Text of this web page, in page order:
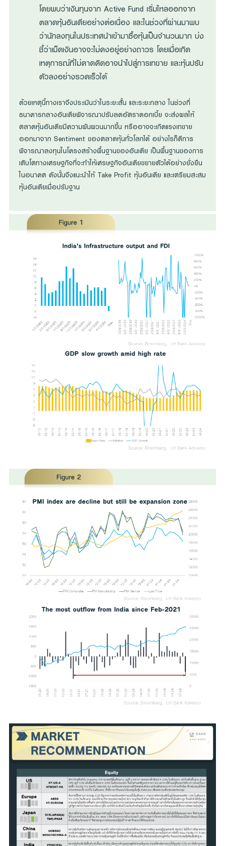
โดยพบว่าเงินทุนจาก Active Fund เริ่มไหลออกจาก
ตลาดหุ้นอินเดียอย่างต่อเนื่อง และในช่วงที่ผ่านมาพบ
ว่านักลงทุนในประเทศนำเข้ามาซื้อหุ้นเป็นจำนวนมาก บ่ง
ชี้ว่าเม็ดเงินอาจจะไม่คงอยู่อย่างถาวร โดยเมื่อเกิด
เหตุการณ์ที่ไม่คาดคิดอาจนำไปสู่การเทขาย และหุ้นปรับ
ตัวลงอย่างรวดเร็วได้
ด้วยเหตุนี้ทางเราจึงประเมินว่าในระยะสั้น และระยะกลาง ในช่วงที่
ธนาคารกลางอินเดียพิจารณาปรับลดอัตราดอกเบี้ย จะส่งผลให้
ตลาดหุ้นอินเดียมีความผันผวนมากขึ้น หรืออาจจะเกิดแรงเทขาย
ออกมาจาก Sentiment ของตลาดหุ้นทั่วโลกได้ อย่างไรก็ดีการ
พิจารณาลงทุนในโครงสร้างพื้นฐานของอินเดีย เป็นพื้นฐานของการ
เติบโตทางเศรษฐกิจที่จะทำให้เศรษฐกิจอินเดียขยายตัวได้อย่างยั่งยืน
ในอนาคต ดังนั้นจึงแนะนำให้ Take Profit หุ้นอินเดีย และเตรียมสะสม
หุ้นอินเดียเมื่อปรับฐาน